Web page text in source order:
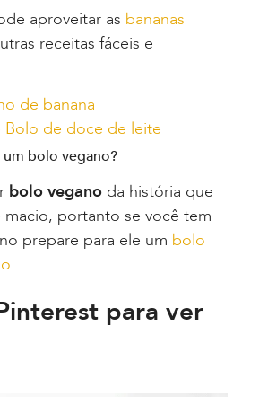
aproveitar as bananas
receitas fáceis e
de banana
Bolo de doce de leite
bolo vegano?
bolo vegano da história que
portanto se você tem
prepare para ele um bolo
para ver